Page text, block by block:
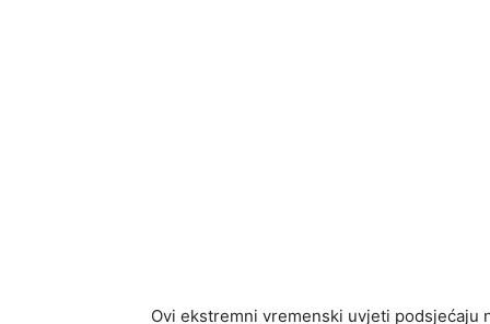
Ovi ekstremni vremenski uvjeti podsjećaju